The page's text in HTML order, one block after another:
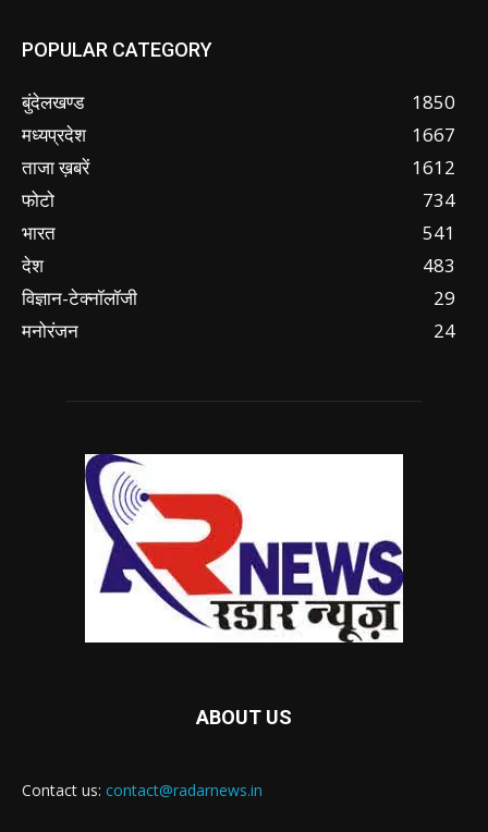
POPULAR CATEGORY
बुंदेलखण्ड
1850
मध्यप्रदेश
1667
ताजा ख़बरें
1612
फोटो
734
भारत
541
देश
483
विज्ञान-टेक्नॉलॉजी
29
मनोरंजन
24
ABOUT US
Contact us: contact@radarnews.in